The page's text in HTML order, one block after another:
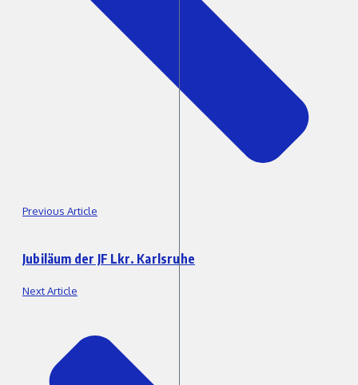
Previous Article
Jubiläum der JF Lkr. Karlsruhe
Next Article